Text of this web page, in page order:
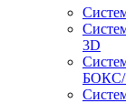
3D
БОКС/